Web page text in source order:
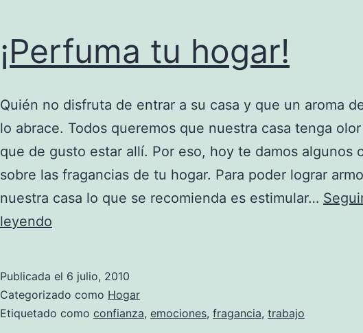
¡Perfuma tu hogar!
Quién no disfruta de entrar a su casa y que un aroma
lo abrace. Todos queremos que nuestra casa tenga
que de gusto estar allí. Por eso, hoy te damos algunos
sobre las fragancias de tu hogar. Para poder lograr
nuestra casa lo que se recomienda es estimular…
leyendo
Publicada el 6 julio, 2010
Categorizado como Hogar
Etiquetado como confianza, emociones, fragancia, trabajo